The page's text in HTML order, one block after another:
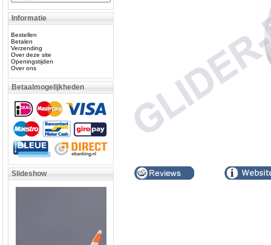
Informatie
Bestellen
Betalen
Verzending
Over deze site
Openingstijden
Over ons
Betaalmogelijkheden
Slideshow